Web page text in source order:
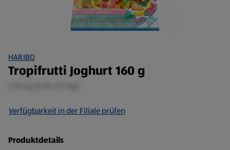
HARIBO
Tropifrutti Joghurt 160 g
Verfügbarkeit in der Filiale prüfen
Produktdetails